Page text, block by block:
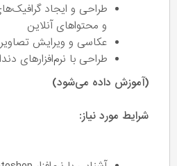
طراحی و ایجاد
و محتواهای آنلاین
عکاسی و ویرایش تصاویر
طراحی با نرم‌افزارهای
(آموزش داده می‌شود)
شرایط مورد نیاز: